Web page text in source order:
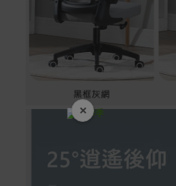
× 開學裝備全面降價